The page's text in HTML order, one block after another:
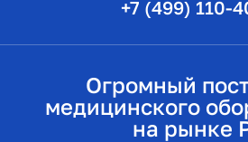
+7 (499) 110-
Огромный
медицинского
на рынке